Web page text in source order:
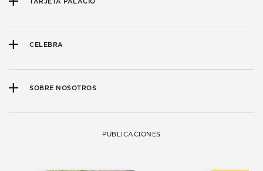
TARJETA PALACIO
CELEBRA
SOBRE NOSOTROS
PUBLICACIONES